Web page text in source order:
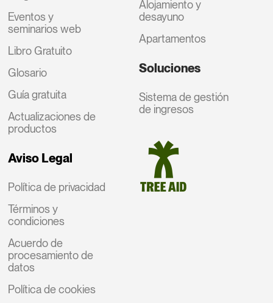
Eventos y
seminarios web
Libro Gratuito
Glosario
Guía gratuita
Actualizaciones de
productos
Aviso Legal
Política de privacidad
Términos y
condiciones
Acuerdo de
procesamiento de
datos
Política de cookies
Alojamiento y
desayuno
Apartamentos
Soluciones
Sistema de gestión
de ingresos